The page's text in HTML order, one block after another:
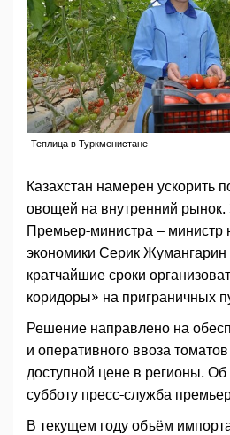
Теплица в Туркменистане
Казахстан намерен ускорить
овощей на внутренний рынок.
Премьер-министра – министр
экономики Серик Жумангарин
кратчайшие сроки
коридоры» на приграничных
Решение направлено на
и оперативного ввоза
доступной цене в регионы.
субботу пресс-служба
В текущем году объём